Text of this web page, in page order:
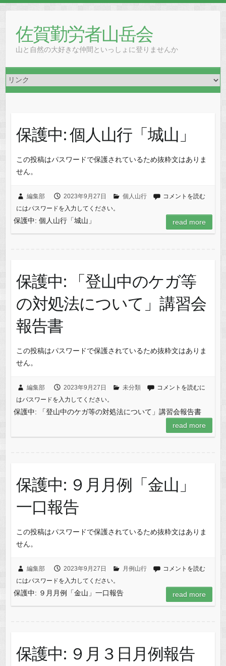
content佐賀勤労者山岳会
山と自然の大好きな仲間といっしょに登りませんか
保護中: 個人山行「城山」
この投稿はパスワードで保護されているため抜粋文はありま
せん。
編集部 2023年9月27日 個人山行
コメントを読む
にはパスワードを入力してください。
保護中: 個人山行「城山」 read more
保護中: 「登山中のケガ等
の対処法について」講習会
報告書
この投稿はパスワードで保護されているため抜粋文はありま
せん。
編集部 2023年9月27日 未分類
コメントを読むに
はパスワードを入力してください。
保護中: 「登山中のケガ等の対処法について」講習会報告書
read more
保護中: ９月月例「金山」
一口報告
この投稿はパスワードで保護されているため抜粋文はありま
せん。
編集部 2023年9月27日 月例山行
コメントを読む
にはパスワードを入力してください。
保護中: ９月月例「金山」一口報告 read more
保護中: ９月３日月例報告